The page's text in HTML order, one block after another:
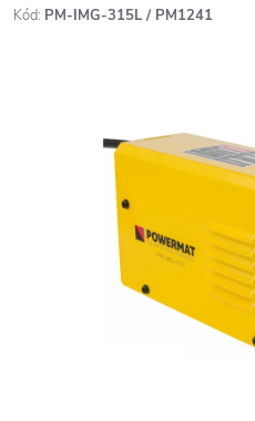
Kód: PM-IMG-315L / PM1241